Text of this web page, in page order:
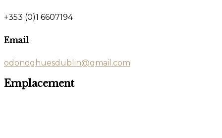
+353 (0)1 6607194
Email
odonoghuesdublin@gmail.com
Emplacement